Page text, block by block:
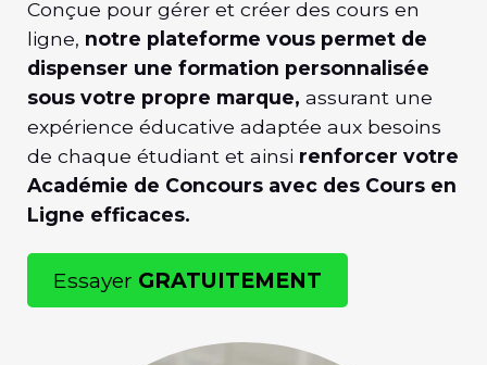
Conçue pour gérer et créer des cours en
ligne, notre plateforme vous permet de
dispenser une formation personnalisée
sous votre propre marque, assurant une
expérience éducative adaptée aux besoins
de chaque étudiant et ainsi renforcer votre
Académie de Concours avec des Cours en
Ligne efficaces.
Essayer GRATUITEMENT